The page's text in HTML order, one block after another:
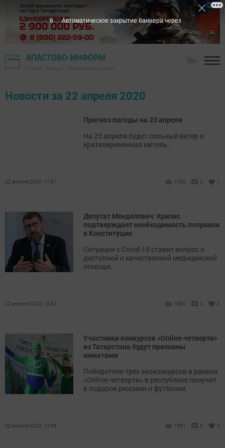
АПАСТОВО-ИНФОРМ
Новости за 22 апреля 2020
Прогноз погоды на 23 апреля
На 23 апреля будет сильный ветер и
кратковременная метель.
22 апреля 2020, 17:31 1760 0 1
Депутат Менделевич: Кризис
подтверждает необходимость поправок
к Конституции
Ситуация с Covid-19 ставит вопрос о
доступной и качественной медицинской
помощи.
22 апреля 2020, 15:32 1980 0 0
Участники конкурсов «Online-четверти»
из Татарстана будут признаны
юннатами
Победители трех экоконкурсов в рамках
«Online-четверти» в республике получат
в подарок рюкзаки и футболки.
22 апреля 2020, 13:09 1581 0 0
6 Автоматическое закрытие баннера через